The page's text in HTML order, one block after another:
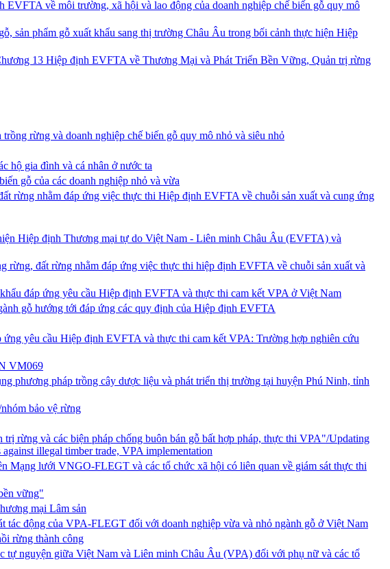
về môi trường, xã hội và lao động của doanh nghiệp chế biến gỗ quy mô
sản phẩm gỗ xuất khẩu sang thị trường Châu Âu trong bối cảnh thực hiện Hiệp
13 Hiệp định EVFTA về Thương Mại và Phát Triển Bền Vững, Quản trị rừng
rừng và doanh nghiệp chế biến gỗ quy mô nhỏ và siêu nhỏ
hộ gia đình và cá nhân ở nước ta
gỗ của các doanh nghiệp nhỏ và vừa
rừng nhằm đáp ứng việc thực thi Hiệp định EVFTA về chuỗi sản xuất và cung ứng
Hiệp định Thương mại tự do Việt Nam - Liên minh Châu Âu (EVFTA) và
rừng, đất rừng nhằm đáp ứng việc thực thi hiệp định EVFTA về chuỗi sản xuất và
đáp ứng yêu cầu Hiệp định EVFTA và thực thi cam kết VPA ở Việt Nam
gỗ hướng tới đáp ứng các quy định của Hiệp định EVFTA
yêu cầu Hiệp định EVFTA và thực thi cam kết VPA: Trường hợp nghiên cứu
VM069
phương pháp trồng cây dược liệu và phát triển thị trường tại huyện Phú Ninh, tỉnh
bảo vệ rừng
trị rừng và các biện pháp chống buôn bán gỗ bất hợp pháp, thực thi VPA"/Updating
illegal timber trade, VPA implementation
Mạng lưới VNGO-FLEGT và các tổ chức xã hội có liên quan về giám sát thực thi
vững"
mại Lâm sản
tác động của VPA-FLEGT đối với doanh nghiệp vừa và nhỏ ngành gỗ ở Việt Nam
rừng thành công
tự nguyện giữa Việt Nam và Liên minh Châu Âu (VPA) đối với phụ nữ và các tổ